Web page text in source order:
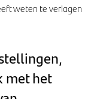
weten te verlagen
met het